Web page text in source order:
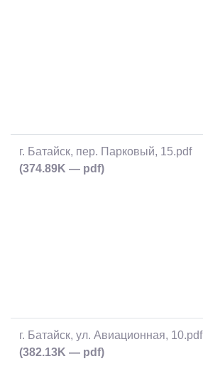
г. Батайск, пер. Парковый, 15.pdf
(374.89K — pdf)
г. Батайск, ул. Авиационная, 10.pdf
(382.13K — pdf)